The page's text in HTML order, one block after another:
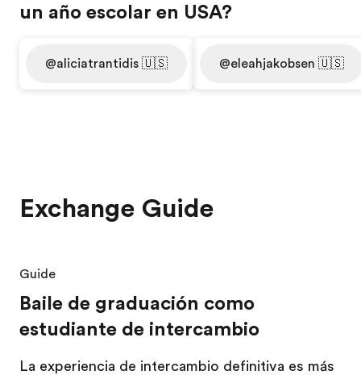
un año escolar en USA?
@aliciatrantidis 🇺🇸 @eleahjakobsen 🇺🇸
Exchange Guide
Guide
Baile de graduación como
estudiante de intercambio
La experiencia de intercambio definitiva es más